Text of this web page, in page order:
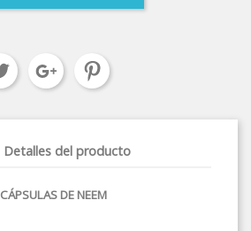
Detalles del producto
CÁPSULAS DE NEEM